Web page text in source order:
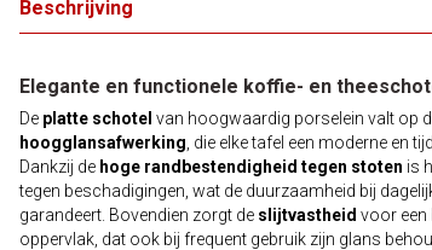
Beschrijving
Elegante en functionele koffie- en
De platte schotel van hoogwaardig porselein valt op
hoogglansafwerking , die elke tafel een moderne en
Dankzij de hoge randbestendigheid tegen stoten is
tegen beschadigingen, wat de duurzaamheid bij
garandeert. Bovendien zorgt de slijtvastheid voor een
oppervlak, dat ook bij frequent gebruik zijn glans